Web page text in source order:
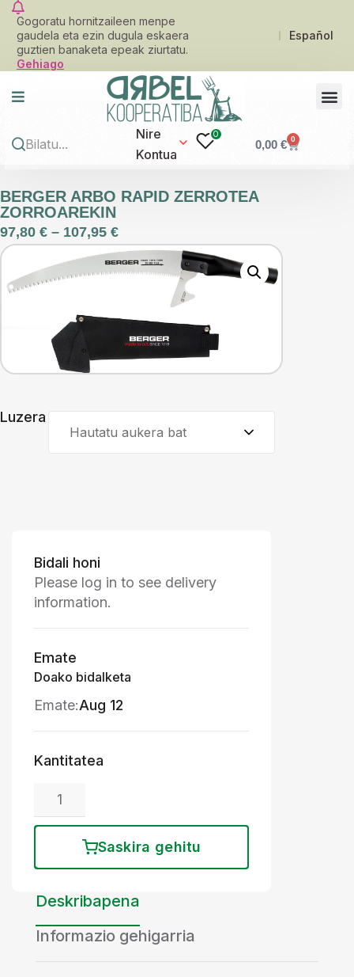
Gogoratu hornitzaileen menpe
gaudela eta ezin dugula eskaera
guztien banaketa epeak ziurtatu.
Gehiago
Español
Nire
Kontua
0
0,00€ 0
BERGER ARBO RAPID ZERROTEA
ZORROAREKIN
97,80 € – 107,95 €
Luzera
Hautatu aukera bat
Bidali honi
Please log in to see delivery
information.
Emate
Doako bidalketa
Emate:Aug 12
Kantitatea
Saskira gehitu
Deskribapena
Informazio gehigarria